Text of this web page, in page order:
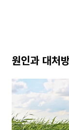
원인과 대처